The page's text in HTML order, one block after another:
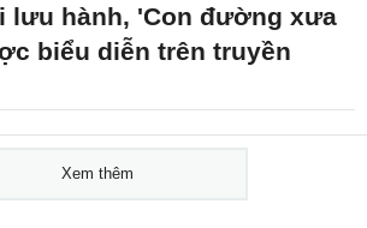
lưu hành, 'Con đường xưa
biểu diễn trên truyền
Xem thêm